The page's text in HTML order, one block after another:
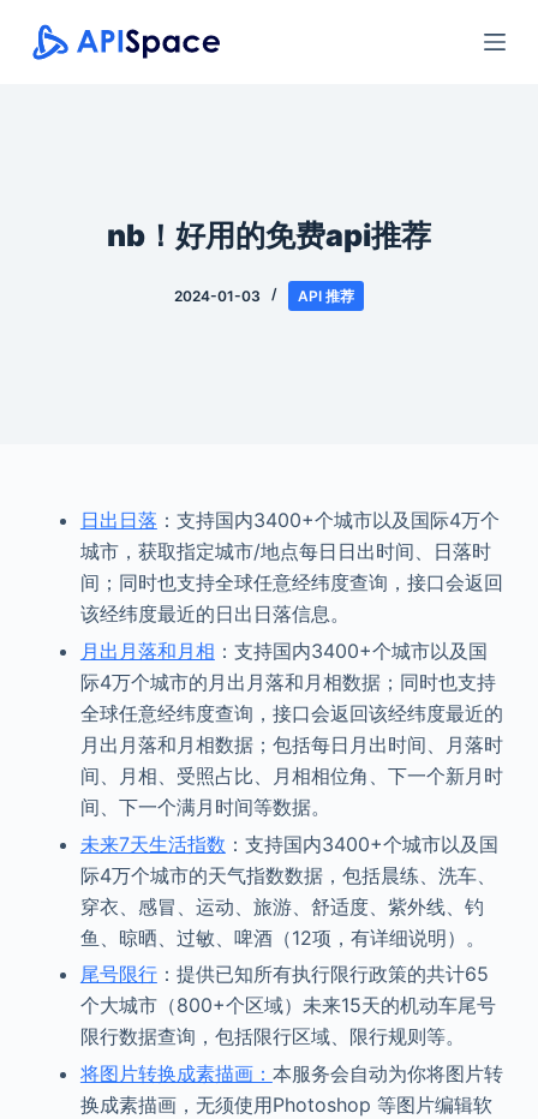
跳
过
nb！好用的免费api推荐
2024-01-03 API 推荐
日出日落 ：支持国内3400+个城市以及国际4万个
城市，获取指定城市/地点每日日出时间、日落时
间；同时也支持全球任意经纬度查询，接口会返回
该经纬度最近的日出日落信息。
月出月落和月相 ：支持国内3400+个城市以及国
际4万个城市的月出月落和月相数据；同时也支持
全球任意经纬度查询，接口会返回该经纬度最近的
月出月落和月相数据；包括每日月出时间、月落时
间、月相、受照占比、月相相位角、下一个新月时
间、下一个满月时间等数据。
未来7天生活指数 ：支持国内3400+个城市以及国
际4万个城市的天气指数数据，包括晨练、洗车、
穿衣、感冒、运动、旅游、舒适度、紫外线、钓
鱼、晾晒、过敏、啤酒（12项，有详细说明）。
尾号限行：提供已知所有执行限行政策的共计65
个大城市（800+个区域）未来15天的机动车尾号
限行数据查询，包括限行区域、限行规则等。
将图片转换成素描画： 本服务会自动为你将图片转
换成素描画，无须使用Photoshop 等图片编辑软